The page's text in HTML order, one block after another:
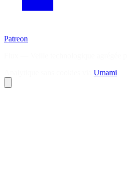
Patreon
Umami